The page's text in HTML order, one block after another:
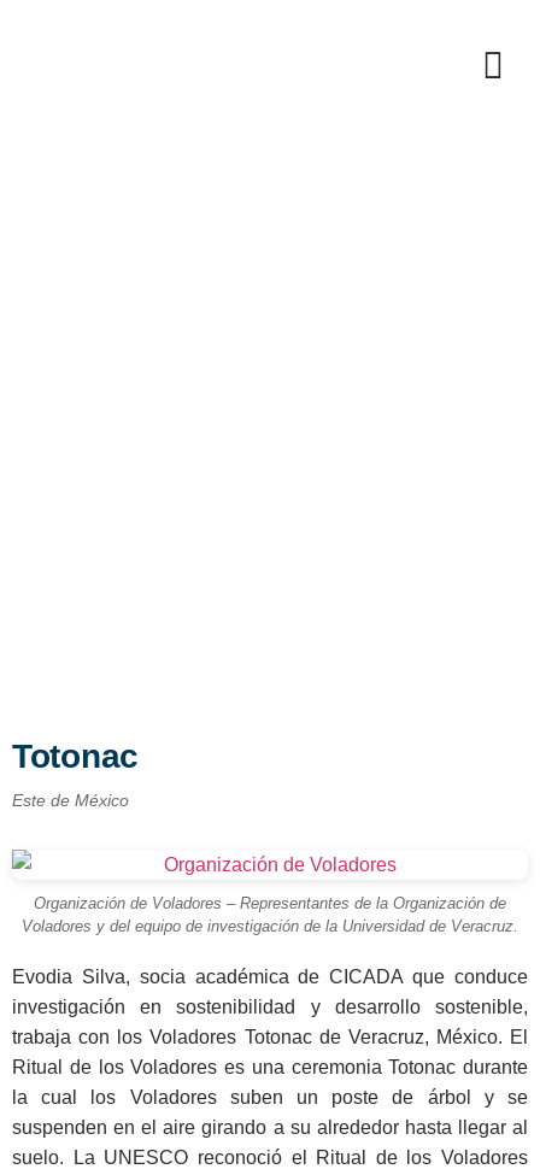
Totonac
Este de México
Organización de Voladores – Representantes de la Organización de
Voladores y del equipo de investigación de la Universidad de Veracruz.
Evodia Silva, socia académica de CICADA que conduce
investigación en sostenibilidad y desarrollo sostenible,
trabaja con los Voladores Totonac de Veracruz, México. El
Ritual de los Voladores es una ceremonia Totonac durante
la cual los Voladores suben un poste de árbol y se
suspenden en el aire girando a su alrededor hasta llegar al
suelo. La UNESCO reconoció el Ritual de los Voladores